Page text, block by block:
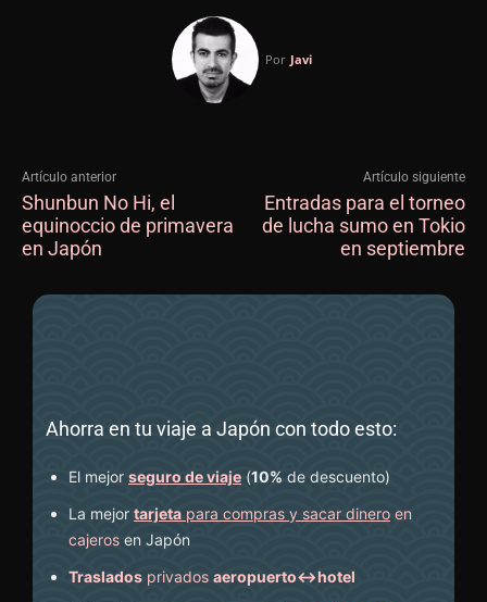
Por Javi
Artículo anterior
Shunbun No Hi, el
equinoccio de primavera
en Japón
Artículo siguiente
Entradas para el torneo
de lucha sumo en Tokio
en septiembre
Ahorra en tu viaje a Japón con todo esto:
El mejor seguro de viaje (10% de descuento)
La mejor tarjeta para compras y sacar dinero en
cajeros en Japón
Traslados privados aeropuerto↔hotel